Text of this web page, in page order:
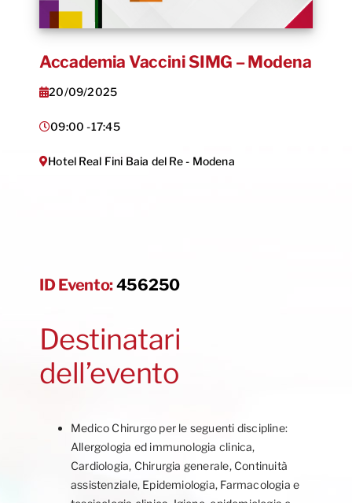
Accademia Vaccini SIMG – Modena
20/09/2025
09:00 -17:45
Hotel Real Fini Baia del Re - Modena
ID Evento:456250
Destinatari
dell’evento
Medico Chirurgo per le seguenti discipline:
Allergologia ed immunologia clinica,
Cardiologia, Chirurgia generale, Continuità
assistenziale, Epidemiologia, Farmacologia e